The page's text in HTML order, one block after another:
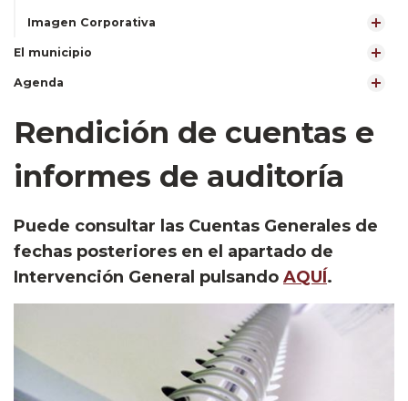
Imagen Corporativa
El municipio
Agenda
Rendición de cuentas e
informes de auditoría
Puede consultar las Cuentas Generales de
fechas posteriores en el apartado de
Intervención General pulsando AQUÍ.